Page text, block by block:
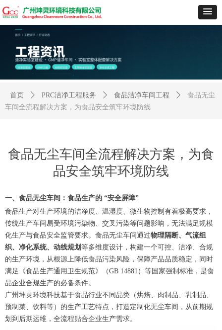
食品无尘车间全流程解决方案，为食
品安全筑牢环境防线
一、食品无尘车间：食品生产的 “安全屏障”
食品生产对生产环境的洁净度、温湿度、微生物控制有着极高要求，
传统生产车间易受环境污染物、交叉污染等问题影响，无法满足规模
化生产与食品安全监管要求。食品无尘车间通过物理隔断、气流组
织、净化系统、动线规划 等多维度设计，构建一个可控、洁净、合规
的生产环境，从根源上降低食品污染风险，保障产品品质稳定，同时
满足《食品生产通用卫生规范》（GB 14881）等国家强制标准，是食
品企业合规生产的必备条件。
广州坤灵环境科技基于食品行业不同品类（烘焙、肉制品、乳制品、
预制菜、饮料等）的生产工艺特点，打造定制化无尘车间，从前期规
划到后期运维，全流程贴合企业生产需求。
首页 ꄲ PRC洁净工程服务 ꄲ 食品洁净车间工程 ꄲ
食品无尘
车间全流程解决方案，为食品安全筑牢环境防线